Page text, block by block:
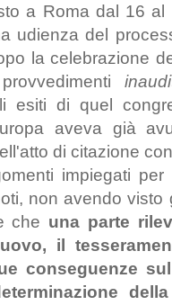
a Roma dal 16 al
udienza del
la celebrazione
esiti di quel
aveva già
di citazione
impiegati per
non avendo visto
che una parte
il
conseguenze